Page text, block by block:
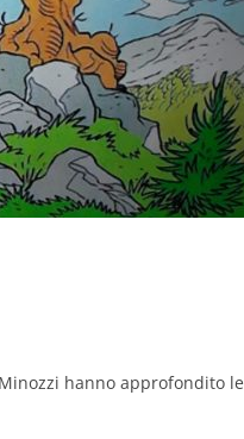
hanno approfondito le